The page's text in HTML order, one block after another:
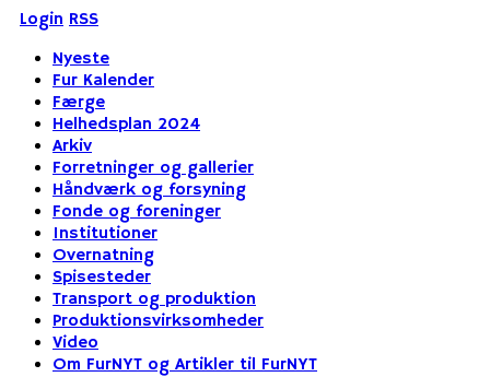
Login RSS
Nyeste
Fur Kalender
Færge
Helhedsplan 2024
Arkiv
Forretninger og gallerier
Håndværk og forsyning
Fonde og foreninger
Institutioner
Overnatning
Spisesteder
Transport og produktion
Produktionsvirksomheder
Video
Om FurNYT og Artikler til FurNYT